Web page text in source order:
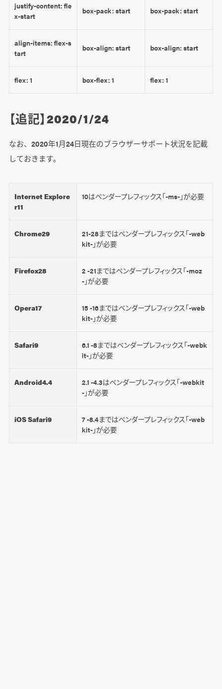
justify-content: fle
x-start
box-pack: start box-pack: start
align-items: flex-s
tart
box-align: start box-align: start
flex: 1 box-flex: 1 flex: 1
【追記】2020/1/24
なお、2020年1月24日現在のブラウザーサポート状況を記載
しておきます。
Internet Explore
r11
10はベンダープレフィックス「-ms-」が必要
Chrome29
21-28まではベンダープレフィックス「-web
kit-」が必要
Firefox28
2 -21まではベンダープレフィックス「-moz
-」が必要
Opera17
15 -16まではベンダープレフィックス「-web
kit-」が必要
Safari9
6.1 -8まではベンダープレフィックス「-webk
it-」が必要
Android4.4
2.1 -4.3はベンダープレフィックス「-webkit
-」が必要
iOS Safari9
7 -8.4まではベンダープレフィックス「-web
kit-」が必要